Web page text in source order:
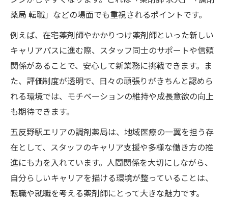
薬局 転職」などの場面でも重視されるポイントです。
例えば、在宅薬剤師やかかりつけ薬剤師といった新しい
キャリアパスに進む際、スタッフ同士のサポートや信頼
関係があることで、安心して新業務に挑戦できます。ま
た、評価制度が透明で、日々の頑張りがきちんと認めら
れる環境では、モチベーションの維持や成長意欲の向上
も期待できます。
五反野駅エリアの調剤薬局は、地域医療の一翼を担う存
在として、スタッフのキャリア支援や多様な働き方の推
進にも力を入れています。人間関係を大切にしながら、
自分らしいキャリアを描ける環境が整っていることは、
転職や就職を考える薬剤師にとって大きな魅力です。